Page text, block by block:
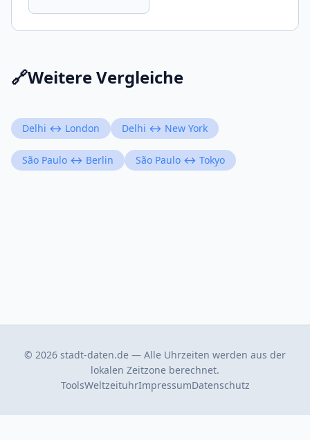
🔗Weitere Vergleiche
Delhi ↔ London Delhi ↔ New York
São Paulo ↔ Berlin São Paulo ↔ Tokyo
© 2026 stadt-daten.de — Alle Uhrzeiten werden aus der
lokalen Zeitzone berechnet.
ToolsWeltzeituhrImpressumDatenschutz